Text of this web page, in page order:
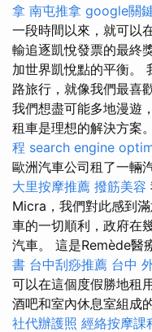
拿 南屯推拿 google關
一段時間以來，就可以
輸追逐凱悅發票的最終
加世界凱悅點的平衡。
路旅行，就像我們最喜
我們想盡可能多地漫遊
租車是理想的解決方案。
程 search engine
歐洲汽車公司租了一輛
大里按摩推薦 撥筋美容
Micra，我們對此感到滿
車的一切順利，政府在
汽車。 這是Remède醫
書 台中刮痧推薦 台中
可以在這個度假勝地租
酒吧和室內休息室組成
社代辦護照 經絡按摩課